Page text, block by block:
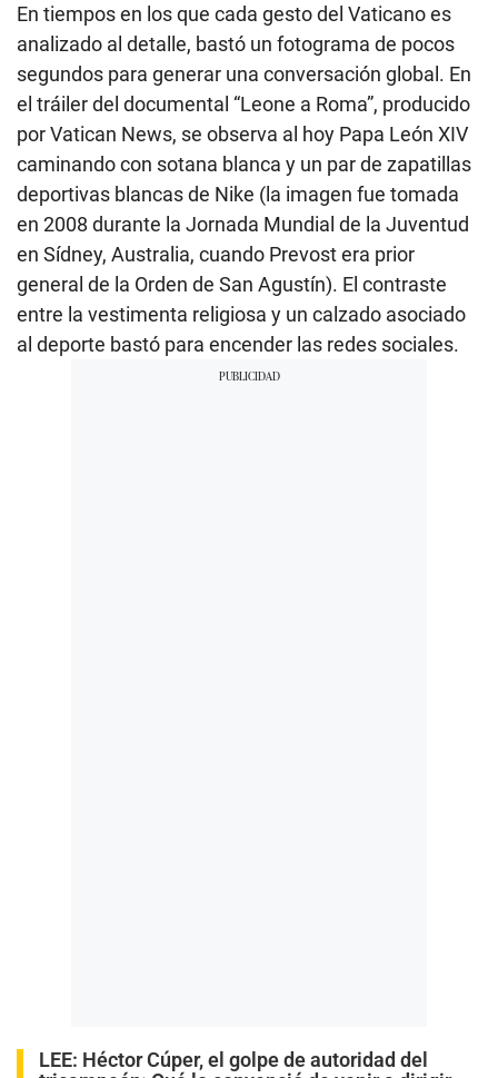
En tiempos en los que cada gesto del Vaticano es
analizado al detalle, bastó un fotograma de pocos
segundos para generar una conversación global. En
el tráiler del documental “Leone a Roma”, producido
por Vatican News, se observa al hoy Papa León XIV
caminando con sotana blanca y un par de zapatillas
deportivas blancas de Nike (la imagen fue tomada
en 2008 durante la Jornada Mundial de la Juventud
en Sídney, Australia, cuando Prevost era prior
general de la Orden de San Agustín). El contraste
entre la vestimenta religiosa y un calzado asociado
al deporte bastó para encender las redes sociales.
LEE: Héctor Cúper, el golpe de autoridad del